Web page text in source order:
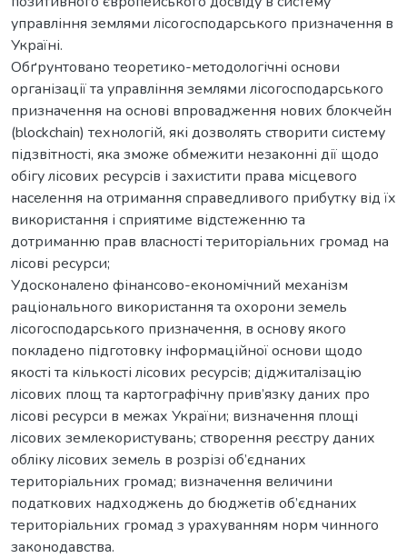
управління землями лісогосподарського призначення в
Україні.
Обґрунтовано теоретико-методологічні основи
організації та управління землями лісогосподарського
призначення на основі впровадження нових блокчейн
(blockchain) технологій, які дозволять створити систему
підзвітності, яка зможе обмежити незаконні дії щодо
обігу лісових ресурсів і захистити права місцевого
населення на отримання справедливого прибутку від їх
використання і сприятиме відстеженню та
дотриманню прав власності територіальних громад на
лісові ресурси;
Удосконалено фінансово-економічний механізм
раціонального використання та охорони земель
лісогосподарського призначення, в основу якого
покладено підготовку інформаційної основи щодо
якості та кількості лісових ресурсів; діджиталізацію
лісових площ та картографічну прив’язку даних про
лісові ресурси в межах України; визначення площі
лісових землекористувань; створення реєстру даних
обліку лісових земель в розрізі об’єднаних
територіальних громад; визначення величини
податкових надходжень до бюджетів об’єднаних
територіальних громад з урахуванням норм чинного
законодавства.